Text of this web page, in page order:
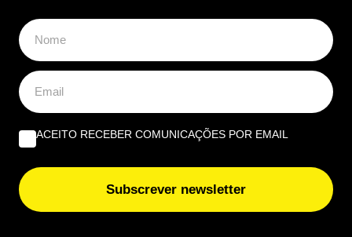
ACEITO RECEBER COMUNICAÇÕES POR EMAIL
Subscrever newsletter